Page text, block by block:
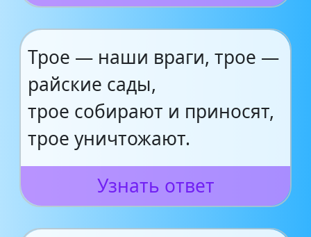
Трое — наши враги, трое —
райские сады,
трое собирают и приносят,
трое уничтожают.
Узнать ответ